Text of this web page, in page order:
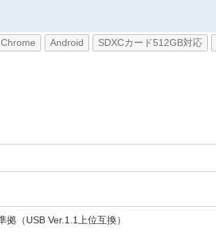
Chrome Android SDXCカード512GB対応
拠（USB Ver.1.1上位互換）